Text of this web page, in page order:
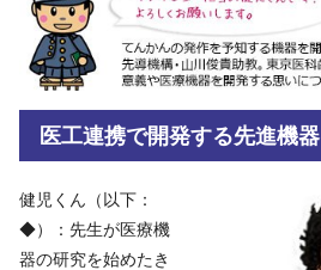
医工連携で開発する先進機器
健児くん（以下：
◆）：先生が医療機
器の研究を始めたき